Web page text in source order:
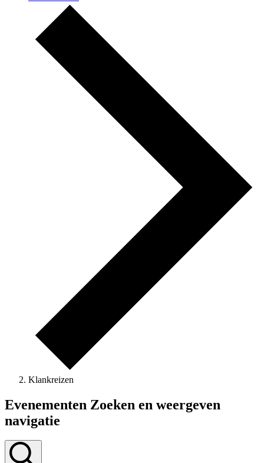
Klankreizen
Evenementen
Evenementen Zoeken en weergeven
navigatie